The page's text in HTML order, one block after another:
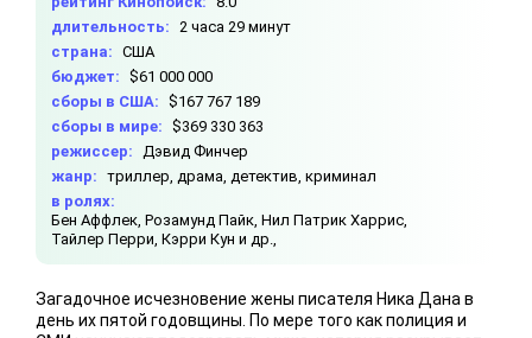
длительность:
2 часа 29 минут
страна: США
бюджет: $61 000 000
сборы в США: $167 767 189
сборы в мире: $369 330 363
режиссер:
Дэвид Финчер
жанр: триллер, драма, детектив, криминал
в ролях:
Бен Аффлек, Розамунд Пайк, Нил Патрик Харрис,
Тайлер Перри, Кэрри Кун и др.,
Загадочное исчезновение жены писателя Ника Дана в
день их пятой годовщины. По мере того как полиция и